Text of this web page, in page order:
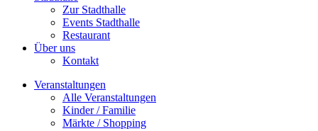
Zur Stadthalle
Events Stadthalle
Restaurant
Über uns
Kontakt
Veranstaltungen
Alle Veranstaltungen
Kinder / Familie
Märkte / Shopping